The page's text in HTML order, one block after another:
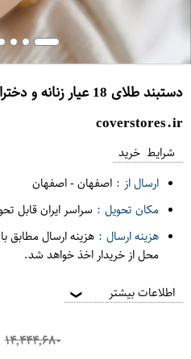
دستبند طلای 18 عیار زنانه و دخترانه مدل ونکلیف
coverstores.ir
شرایط خرید
ارسال از : اصفهان-اصفهان
مکان تحویل : سراسر ایران قابل
هزینه ارسال : هزینه ارسال مطابق
محل از خریدار اخذ خواهد شد.
اطلاعات بیشتر ❯
۱۴,۴۴۴,۶۸۰